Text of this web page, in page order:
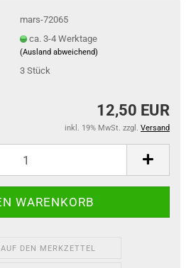
mars-72065
ca. 3-4 Werktage
(Ausland abweichend)
3 Stück
12,50 EUR
inkl. 19% MwSt. zzgl. Versand
AUF DEN MERKZETTEL